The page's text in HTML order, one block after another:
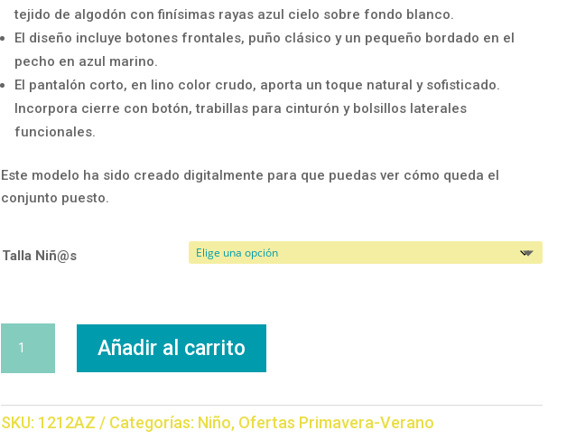
tejido de algodón con finísimas rayas azul cielo sobre fondo blanco.
El diseño incluye botones frontales, puño clásico y un pequeño bordado en el
pecho en azul marino.
El pantalón corto, en lino color crudo, aporta un toque natural y sofisticado.
Incorpora cierre con botón, trabillas para cinturón y bolsillos laterales
funcionales.
Este modelo ha sido creado digitalmente para que puedas ver cómo queda el
conjunto puesto.
Talla Niñ@s
Ceremonia
cantidad
Añadir al carrito
SKU: 1212AZ Categorías: Niño, Ofertas Primavera-Verano